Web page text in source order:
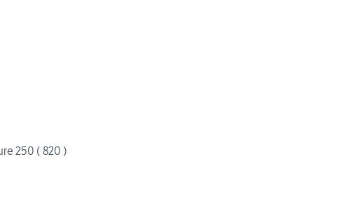
250 ( 820 )